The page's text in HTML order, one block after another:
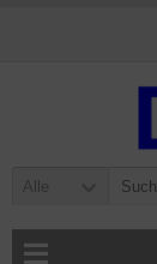
Alle